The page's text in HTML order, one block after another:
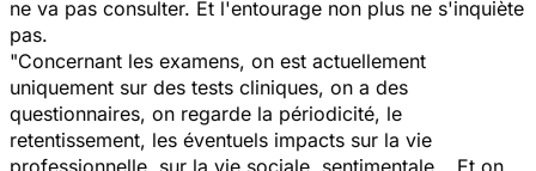
ne va pas consulter. Et l'entourage non plus ne s'inquiète
pas.
"Concernant les examens, on est actuellement
uniquement sur des tests cliniques, on a des
questionnaires, on regarde la périodicité, le
retentissement, les éventuels impacts sur la vie
professionnelle, sur la vie sociale, sentimentale… Et on